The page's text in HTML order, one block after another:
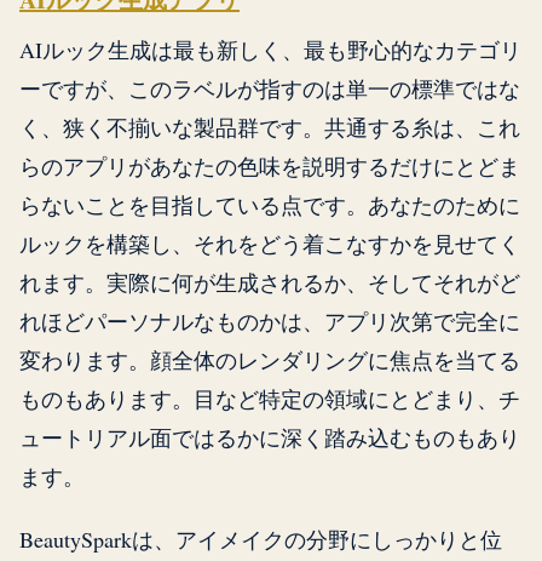
AIルック生成は最も新しく、最も野心的なカテゴリ
ーですが、このラベルが指すのは単一の標準ではな
く、狭く不揃いな製品群です。共通する糸は、これ
らのアプリがあなたの色味を説明するだけにとどま
らないことを目指している点です。あなたのために
ルックを構築し、それをどう着こなすかを見せてく
れます。実際に何が生成されるか、そしてそれがど
れほどパーソナルなものかは、アプリ次第で完全に
変わります。顔全体のレンダリングに焦点を当てる
ものもあります。目など特定の領域にとどまり、チ
ュートリアル面ではるかに深く踏み込むものもあり
ます。
BeautySparkは、アイメイクの分野にしっかりと位